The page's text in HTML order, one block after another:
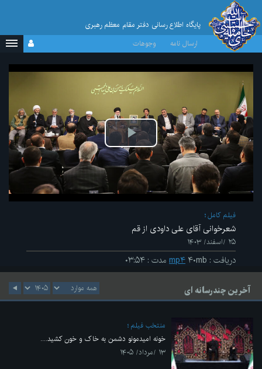
پایگاه اطلاع رسانی دفتر مقام معظم رهبری
ارسال نامه
وجوهات
پخش
ویدیو
فیلم کامل
شعرخوانی آقای علی داودی از قم
۲۵ /اسفند/ ۱۴۰۳
دریافت : mp۴ ۴۰mb مدت : ۰۳:۵۴
آخرین چندرسانه ای
منتخب فیلم
خونه امیدمونو دشمن به خاک و خون کشید....
۱۳ /مرداد/ ۱۴۰۵